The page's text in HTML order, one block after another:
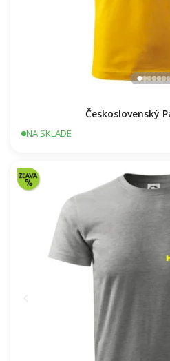
Československý
NA SKLADE